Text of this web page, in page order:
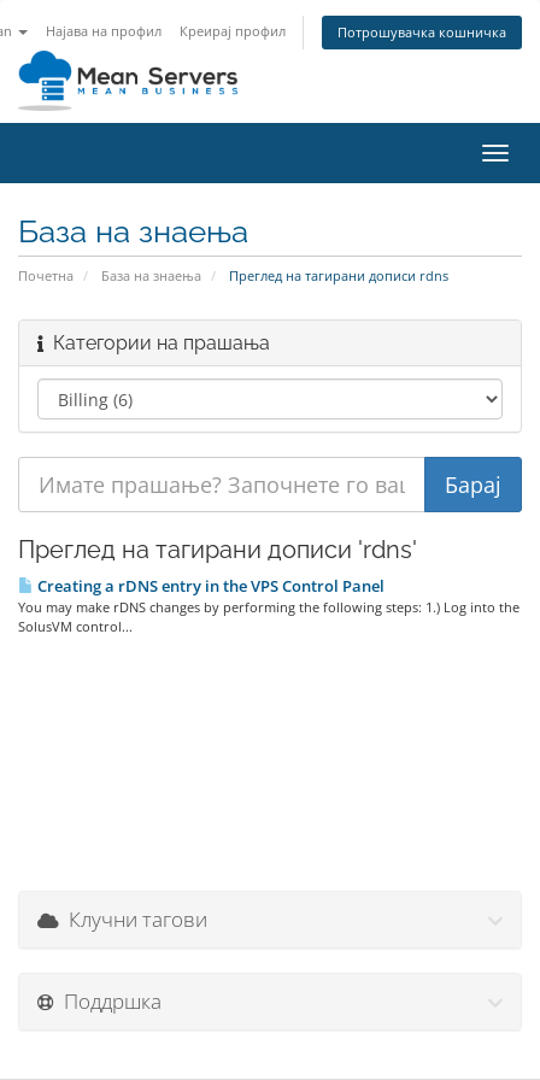
Најава на профил Креирај профил Потрошувачка кошничка
ја
База на знаења
Почетна База на знаења Преглед на тагирани дописи rdns
Категории на прашања
Преглед на тагирани дописи 'rdns'
Creating a rDNS entry in the VPS Control Panel
You may make rDNS changes by performing the following steps: 1.) Log into the
SolusVM control...
Клучни тагови
Поддршка